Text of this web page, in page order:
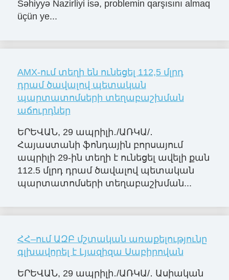
Səhiyyə Nazirliyi isə, problemin qarşısını almaq
üçün ye...
AMX-ում տեղի են ունեցել 112,5 մլրդ
դրամ ծավալով պետական
պարտատոմսերի տեղաբաշխման
աճուրդներ
ԵՐԵՎԱՆ, 29 ապրիլի․/ԱՌԿԱ/․
Հայաստանի ֆոնդային բորսայում
ապրիլի 29-ին տեղի է ունեցել ավելի քան
112.5 մլրդ դրամ ծավալով պետական
պարտատոմսերի տեղաբաշխման...
ՀՀ–ում ԱԶԲ մշտական առաքելությունը
գլխավորել է Լյազիզա Սաբիրովան
ԵՐԵՎԱՆ, 29 ապրիլի․/ԱՌԿԱ/․ Ասիական